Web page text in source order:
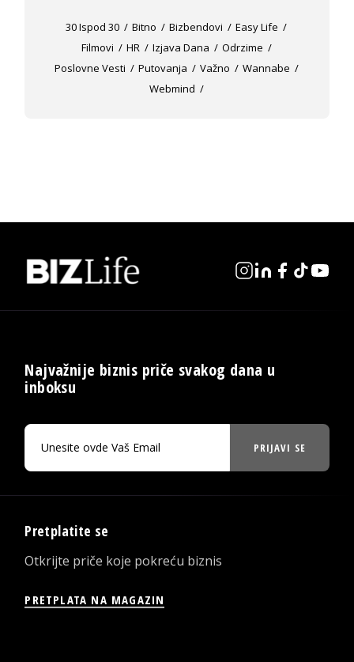
30 Ispod 30 Bitno Bizbendovi
Easy Life
Filmovi
HR Izjava Dana
Odrzime
Poslovne Vesti
Putovanja Važno
Wannabe
Webmind
Najvažnije biznis priče svakog dana u
inboksu
PRIJAVI SE
Pretplatite se
Otkrijte priče koje pokreću biznis
PRETPLATA NA MAGAZIN